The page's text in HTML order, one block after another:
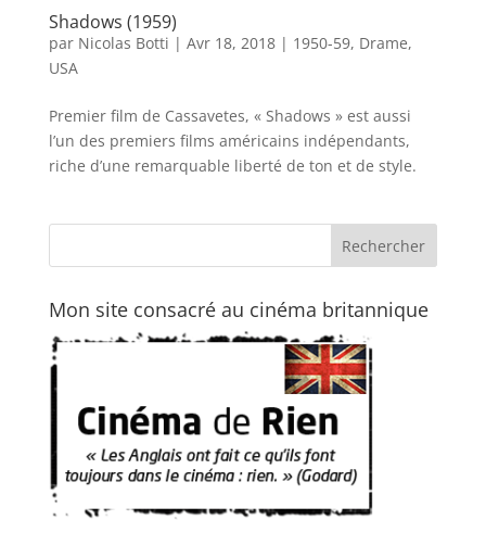
Shadows (1959)
par Nicolas Botti | Avr 18, 2018| 1950-59, Drame,
USA
Premier film de Cassavetes, « Shadows » est aussi
l’un des premiers films américains indépendants,
riche d’une remarquable liberté de ton et de style.
Mon site consacré au cinéma britannique